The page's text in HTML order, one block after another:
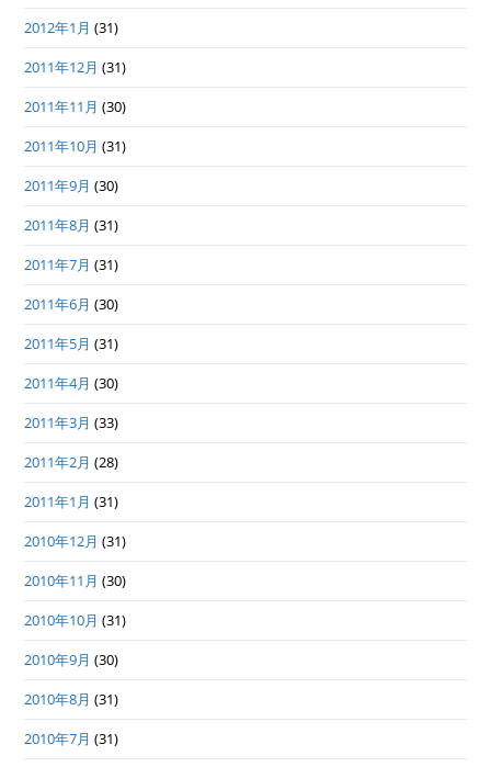
2012年1月 (31)
2011年12月 (31)
2011年11月 (30)
2011年10月 (31)
2011年9月 (30)
2011年8月 (31)
2011年7月 (31)
2011年6月 (30)
2011年5月 (31)
2011年4月 (30)
2011年3月 (33)
2011年2月 (28)
2011年1月 (31)
2010年12月 (31)
2010年11月 (30)
2010年10月 (31)
2010年9月 (30)
2010年8月 (31)
2010年7月 (31)